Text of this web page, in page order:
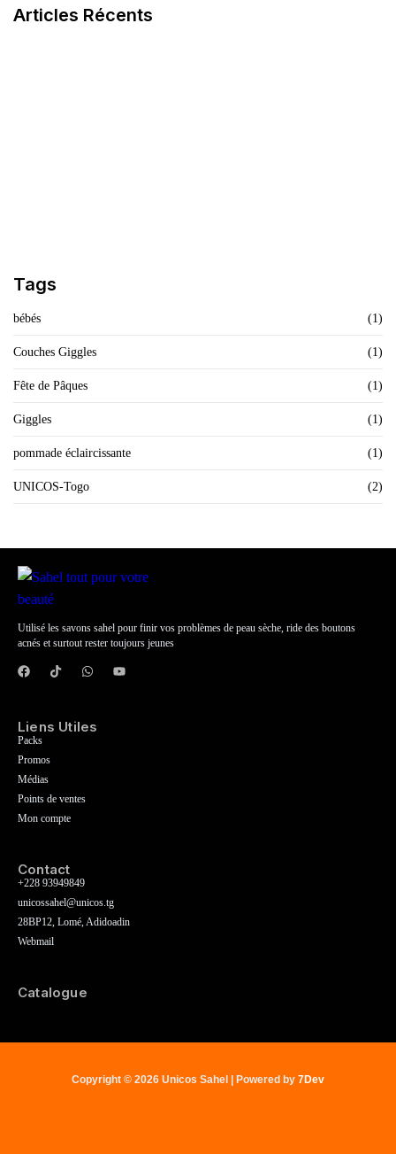
Articles Récents
Tags
bébés (1)
Couches Giggles (1)
Fête de Pâques (1)
Giggles (1)
pommade éclaircissante (1)
UNICOS-Togo (2)
Utilisé les savons sahel pour finir vos problèmes de peau sèche, ride des boutons
acnés et surtout rester toujours jeunes
Liens Utiles
Packs
Promos
Médias
Points de ventes
Mon compte
Contact
+228 93949849
unicossahel@unicos.tg
28BP12, Lomé, Adidoadin
Webmail
Catalogue
Copyright © 2026 Unicos Sahel | Powered by 7Dev